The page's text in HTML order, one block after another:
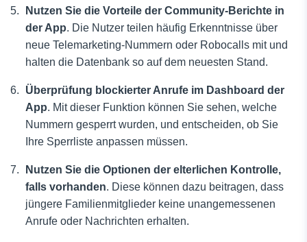
Nutzen Sie die Vorteile der Community-Berichte in
der App. Die Nutzer teilen häufig Erkenntnisse über
neue Telemarketing-Nummern oder Robocalls mit und
halten die Datenbank so auf dem neuesten Stand.
Überprüfung blockierter Anrufe im Dashboard der
App. Mit dieser Funktion können Sie sehen, welche
Nummern gesperrt wurden, und entscheiden, ob Sie
Ihre Sperrliste anpassen müssen.
Nutzen Sie die Optionen der elterlichen Kontrolle,
falls vorhanden. Diese können dazu beitragen, dass
jüngere Familienmitglieder keine unangemessenen
Anrufe oder Nachrichten erhalten.